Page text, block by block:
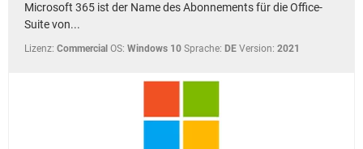
Microsoft 365 ist der Name des Abonnements für die Office-
Suite von...
Lizenz: Commercial OS: Windows 10 Sprache: DE Version: 2021